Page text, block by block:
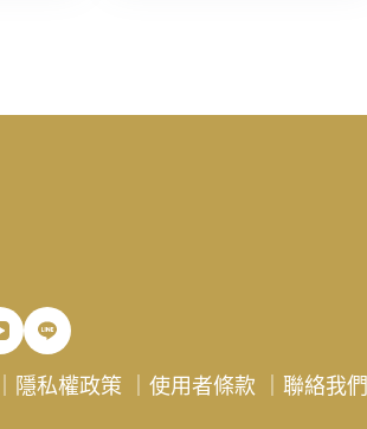
隱私權政策 ｜使用者條款 ｜聯絡我們